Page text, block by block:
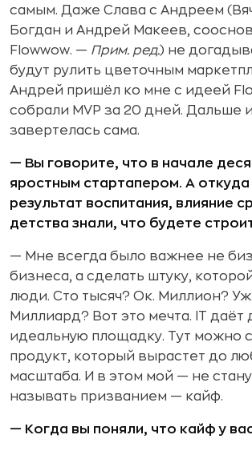
самым. Даже Слава с Андреем
Богдан и Андрей Макеев,
Flowwow. — Прим. ред.) не
будут рулить цветочным
Андрей пришёл ко мне с идеей
собрали MVP за 20 дней. Дальше
завертелась сама.
— Вы говорите, что в начале
яростным стартапером. А откуда
результат воспитания, влияние
детства знали, что будете
— Мне всегда было важнее не
бизнеса, а сделать штуку,
люди. Сто тысяч? Ок. Миллион?
Миллиард? Вот это мечта. IT даёт
идеальную площадку. Тут можно
продукт, который вырастет до
масштаба. И в этом мой — не
называть призванием — кайф.
— Когда вы поняли, что кайф у